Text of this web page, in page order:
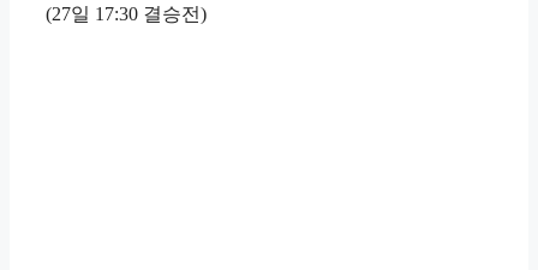
(27일 17:30 결승전)